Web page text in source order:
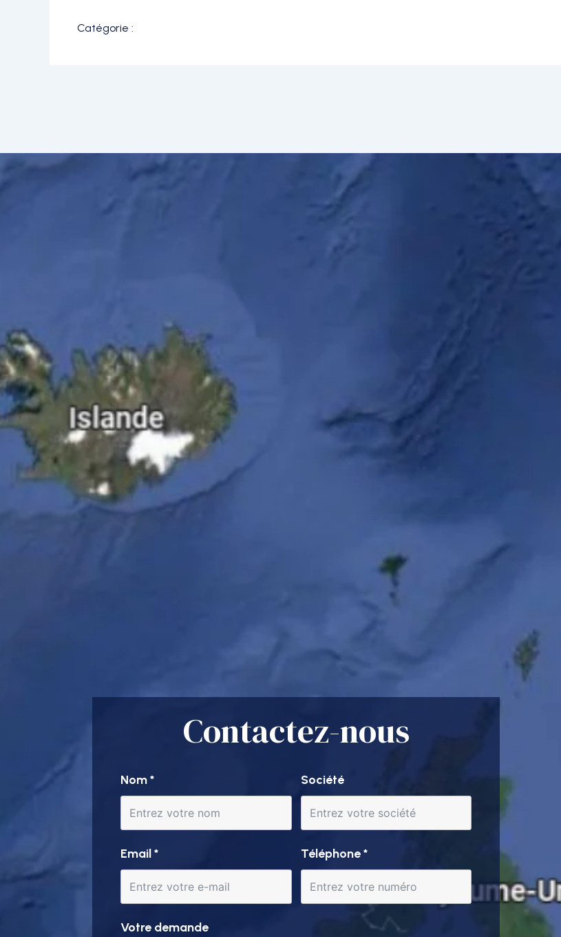
Catégorie :
Contactez-nous
Nom* Société
Email* Téléphone*
Votre demande